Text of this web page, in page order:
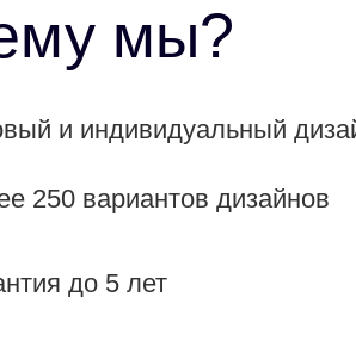
250 вариантов дизайнов
и индивидуальный
до 5 лет
мы?